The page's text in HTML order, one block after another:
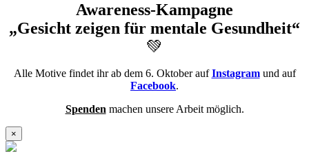
Awareness-Kampagne
„Gesicht zeigen für mentale Gesundheit“
💚
Alle Motive findet ihr ab dem 6. Oktober auf Instagram und auf
Facebook.
Spendenmachen unsere Arbeit möglich.
×